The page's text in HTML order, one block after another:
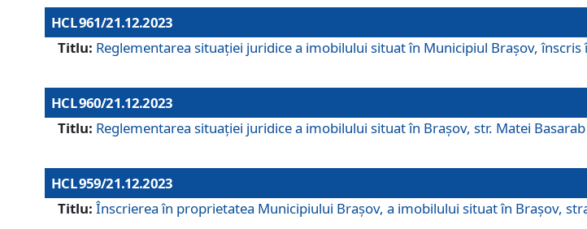
HCL 961/21.12.2023
Titlu: Reglementarea situației juridice a imobilului situat în Municipiul Brașov, înscris
HCL 960/21.12.2023
Titlu: Reglementarea situației juridice a imobilului situat în Brașov, str. Matei
HCL 959/21.12.2023
Titlu: Înscrierea în proprietatea Municipiului Brașov, a imobilului situat în Brașov,